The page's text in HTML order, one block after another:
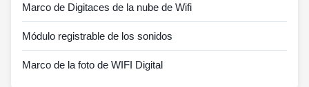
Marco de Digitaces de la nube de Wifi
Módulo registrable de los sonidos
Marco de la foto de WIFI Digital